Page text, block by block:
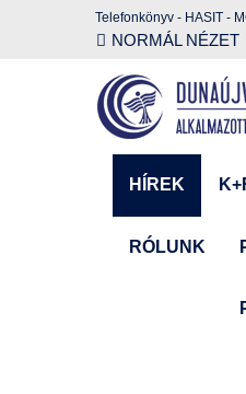
Telefonkönyv - HASIT -
NORMÁL NÉZET
HÍREK
RÓLUNK